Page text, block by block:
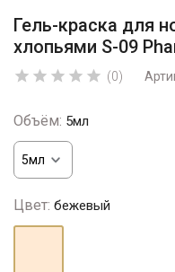
Гель-краска для
хлопьями S-09
     (0)
Объём: 5мл
Цвет: бежевый